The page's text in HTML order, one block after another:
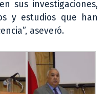
sus investigaciones,
y estudios que han
aseveró.